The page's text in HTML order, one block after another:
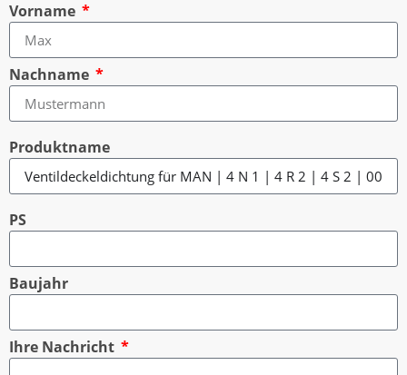
Vorname
Nachname
Produktname
PS
Baujahr
Ihre Nachricht